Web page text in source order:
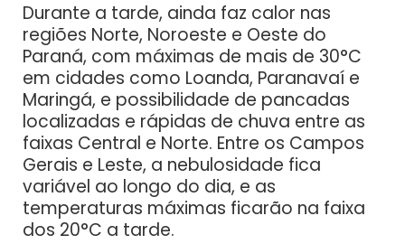
Durante a tarde, ainda faz calor nas
regiões Norte, Noroeste e Oeste do
Paraná, com máximas de mais de 30°C
em cidades como Loanda, Paranavaí e
Maringá, e possibilidade de pancadas
localizadas e rápidas de chuva entre as
faixas Central e Norte. Entre os Campos
Gerais e Leste, a nebulosidade fica
variável ao longo do dia, e as
temperaturas máximas ficarão na faixa
dos 20°C a tarde.